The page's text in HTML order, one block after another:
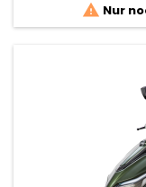
 Nur